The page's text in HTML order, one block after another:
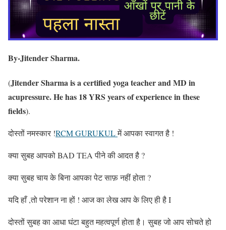
By-Jitender Sharma.
(Jitender Sharma is a certified yoga teacher and MD in
acupressure. He has 18 YRS years of experience in these
fields).
दोस्तों नमस्कार !RCM GURUKULमें आपका स्वागत है !
क्या सुबह आपको BAD TEA पीने की आदत है ?
क्या सुबह चाय के बिना आपका पेट साफ़ नहीं होता ?
यदि हाँ ,तो परेशान ना हों ! आज का लेख आप के लिए ही है I
दोस्तों सुबह का आधा घंटा बहुत महत्वपूर्ण होता है। सुबह जो आप सोचते हो